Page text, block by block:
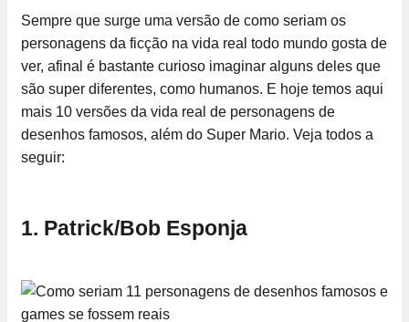
Sempre que surge uma versão de como seriam os
personagens da ficção na vida real todo mundo gosta de
ver, afinal é bastante curioso imaginar alguns deles que
são super diferentes, como humanos. E hoje temos aqui
mais 10 versões da vida real de personagens de
desenhos famosos, além do Super Mario. Veja todos a
seguir:
1. Patrick/Bob Esponja